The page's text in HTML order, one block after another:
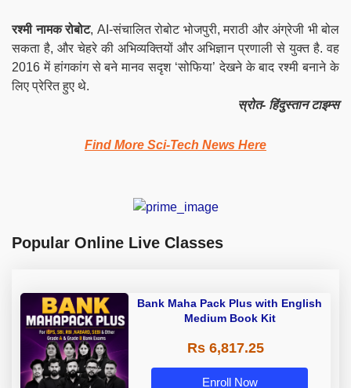
रश्मी नामक रोबोट, AI-संचालित रोबोट भोजपुरी, मराठी और अंग्रेजी भी बोल
सकता है, और चेहरे की अभिव्यक्तियों और अभिज्ञान प्रणाली से युक्त है. वह
2016 में हांगकांग से बने मानव सदृश ‘सोफिया’ देखने के बाद रश्मी बनाने के
लिए प्रेरित हुए थे.
स्रोत- हिंदुस्तान टाइम्स
Find More Sci-Tech News Here
Popular Online Live Classes
Bank Maha Pack Plus with English
Medium Book Kit
Rs 6,817.25
Enroll Now